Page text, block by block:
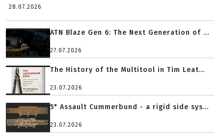
28.07.2026
ATN Blaze Gen 6: The Next Generation of ...
27.07.2026
The History of the Multitool in Tim Leat...
23.07.2026
5" Assault Cummerbund - a rigid side sys...
23.07.2026